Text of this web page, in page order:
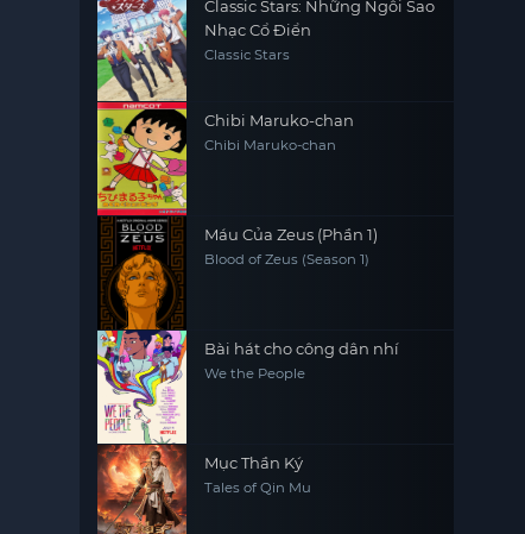
Classic Stars: Những Ngôi Sao
Nhạc Cổ Điển
Classic Stars
Chibi Maruko-chan
Chibi Maruko-chan
Máu Của Zeus (Phần 1)
Blood of Zeus (Season 1)
Bài hát cho công dân nhí
We the People
Mục Thần Ký
Tales of Qin Mu